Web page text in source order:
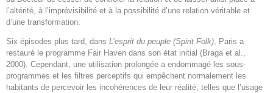
l’altérité, à l’imprévisibilité et à la possibilité d’une relation véritable et
d’une transformation.
Six épisodes plus tard, dans L’esprit du peuple (Spirit Folk), Paris a
restauré le programme Fair Haven dans son état initial (Braga et al.,
2000). Cependant, une utilisation prolongée a endommagé les sous-
programmes et les filtres perceptifs qui empêchent normalement les
habitants de percevoir les incohérences de leur réalité, telles que l’usage